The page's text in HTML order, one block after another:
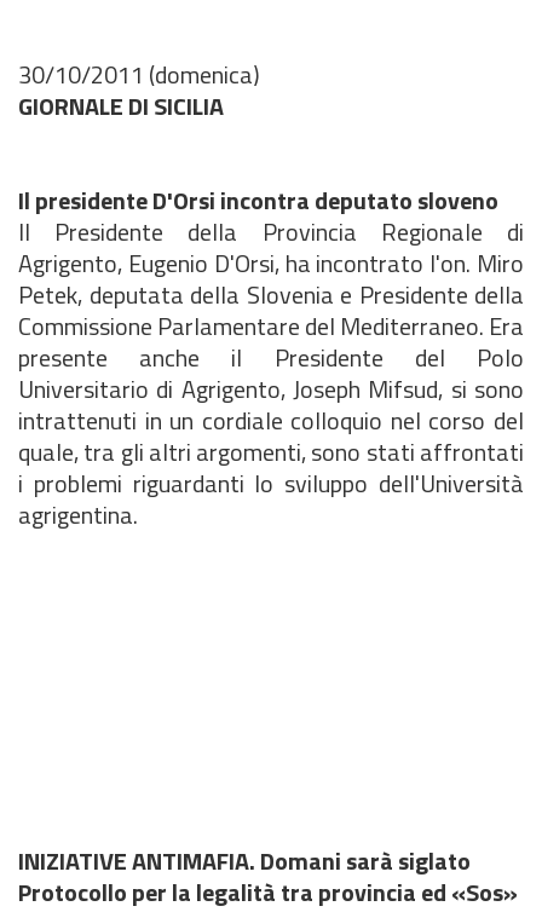
30/10/2011 (domenica)
GIORNALE DI SICILIA
Il presidente D'Orsi incontra deputato sloveno
Il Presidente della Provincia Regionale di
Agrigento, Eugenio D'Orsi, ha incontrato l'on. Miro
Petek, deputata della Slovenia e Presidente della
Commissione Parlamentare del Mediterraneo. Era
presente anche il Presidente del Polo
Universitario di Agrigento, Joseph Mifsud, si sono
intrattenuti in un cordiale colloquio nel corso del
quale, tra gli altri argomenti, sono stati affrontati
i problemi riguardanti lo sviluppo dell'Università
agrigentina.
INIZIATIVE ANTIMAFIA. Domani sarà siglato
Protocollo per la legalità tra provincia ed «Sos»